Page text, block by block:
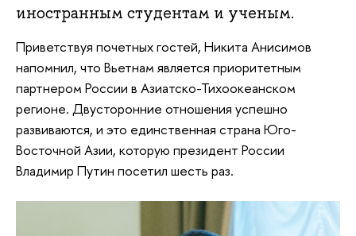
иностранным студентам и ученым.
Приветствуя почетных гостей, Никита Анисимов
напомнил, что Вьетнам является приоритетным
партнером России в Азиатско-Тихоокеанском
регионе. Двусторонние отношения успешно
развиваются, и это единственная страна Юго-
Восточной Азии, которую президент России
Владимир Путин посетил шесть раз.